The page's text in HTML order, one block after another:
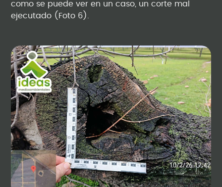
como se puede ver en un caso, un corte mal
ejecutado (Foto 6).